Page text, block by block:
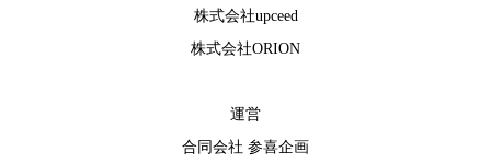
株式会社upceed
株式会社ORION
運営
合同会社 参喜企画